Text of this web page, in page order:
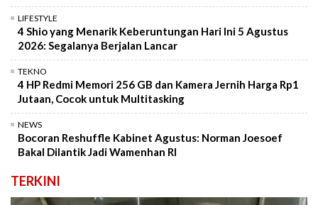
LIFESTYLE
4 Shio yang Menarik Keberuntungan Hari Ini 5 Agustus
2026: Segalanya Berjalan Lancar
TEKNO
4 HP Redmi Memori 256 GB dan Kamera Jernih Harga Rp1
Jutaan, Cocok untuk Multitasking
NEWS
Bocoran Reshuffle Kabinet Agustus: Norman Joesoef
Bakal Dilantik Jadi Wamenhan RI
TERKINI